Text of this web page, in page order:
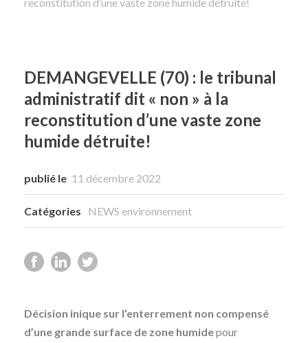
DEMANGEVELLE (70) : le tribunal
administratif dit « non » à la
reconstitution d’une vaste zone
humide détruite!
publié le 11 décembre 2022
Catégories NEWS environnement
Décision inique sur l’enterrement non compensé
d’une grande surface de zone humidepour